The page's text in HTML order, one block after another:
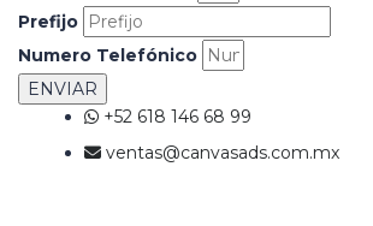
Prefijo
Numero Telefónico
ENVIAR
+52 618 146 68 99
ventas@canvasads.com.mx